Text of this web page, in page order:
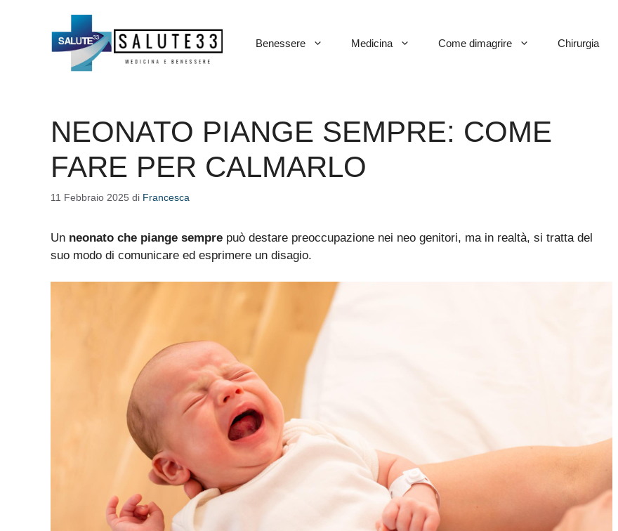
Benessere Medicina Come dimagrire Chirurgia
NEONATO PIANGE SEMPRE: COME
FARE PER CALMARLO
11 Febbraio 2025 di Francesca
Un neonato che piange sempre può destare preoccupazione nei neo genitori, ma in realtà, si tratta del
suo modo di comunicare ed esprimere un disagio.